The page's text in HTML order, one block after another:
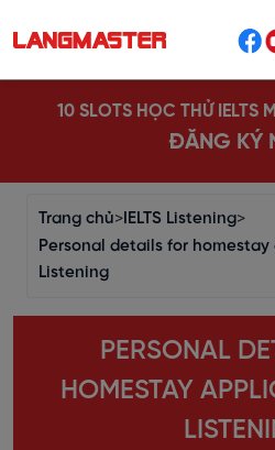
10 SLOTS HỌC THỬ IELTS
ĐĂNG KÝ
Trang chủ> IELTS Listening>
Personal details for homestay
Listening
PERSONAL
HOMESTAY